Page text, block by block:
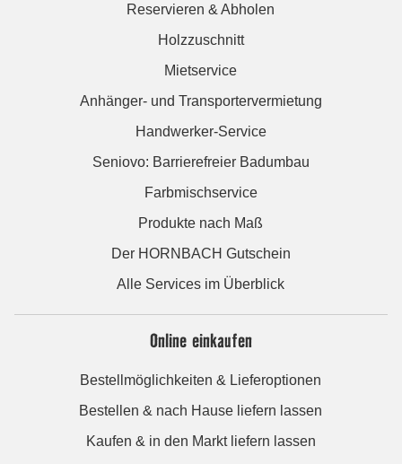
Reservieren & Abholen
Holzzuschnitt
Mietservice
Anhänger- und Transportervermietung
Handwerker-Service
Seniovo: Barrierefreier Badumbau
Farbmischservice
Produkte nach Maß
Der HORNBACH Gutschein
Alle Services im Überblick
Online einkaufen
Bestellmöglichkeiten & Lieferoptionen
Bestellen & nach Hause liefern lassen
Kaufen & in den Markt liefern lassen